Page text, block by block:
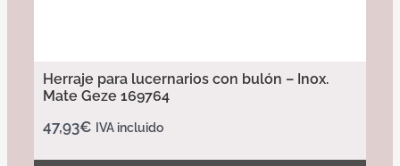
Herraje para lucernarios con bulón – Inox.
Mate Geze 169764
47,93€ IVA incluido